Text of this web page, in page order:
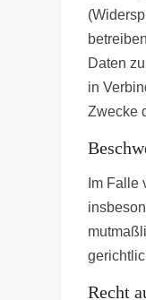
Daten
in
Zwecke
Im
Recht